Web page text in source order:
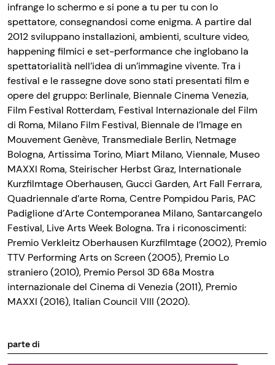
infrange lo schermo e si pone a tu per tu con lo
spettatore, consegnandosi come enigma. A partire dal
2012 sviluppano installazioni, ambienti, sculture video,
happening filmici e set-performance che inglobano la
spettatorialità nell’idea di un’immagine vivente. Tra i
festival e le rassegne dove sono stati presentati film e
opere del gruppo: Berlinale, Biennale Cinema Venezia,
Film Festival Rotterdam, Festival Internazionale del Film
di Roma, Milano Film Festival, Biennale de l’Image en
Mouvement Genève, Transmediale Berlin, Netmage
Bologna, Artissima Torino, Miart Milano, Viennale, Museo
MAXXI Roma, Steirischer Herbst Graz, Internationale
Kurzfilmtage Oberhausen, Gucci Garden, Art Fall Ferrara,
Quadriennale d’arte Roma, Centre Pompidou Paris, PAC
Padiglione d’Arte Contemporanea Milano, Santarcangelo
Festival, Live Arts Week Bologna. Tra i riconoscimenti:
Premio Verkleitz Oberhausen Kurzfilmtage (2002), Premio
TTV Performing Arts on Screen (2005), Premio Lo
straniero (2010), Premio Persol 3D 68a Mostra
internazionale del Cinema di Venezia (2011), Premio
MAXXI (2016), Italian Council VIII (2020).
parte di